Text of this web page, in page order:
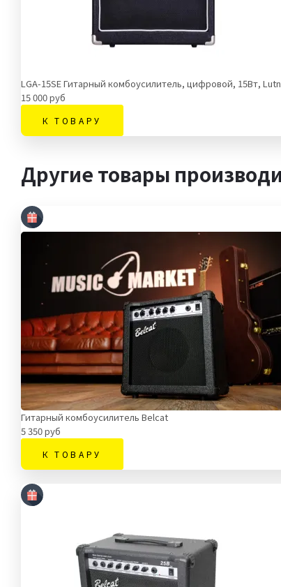
LGA-15SE Гитарный комбоусилитель, цифровой, 15Вт,
15 000 руб
К ТОВАРУ
Другие товары
Гитарный комбоусилитель Belcat
5 350 руб
К ТОВАРУ